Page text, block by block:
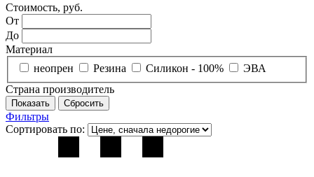
Стоимость, руб.
От
До
Материал
неопрен
Резина Силикон - 100%
ЭВА
Страна производитель
Фильтры
Сортировать по: